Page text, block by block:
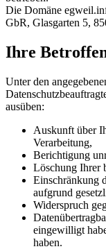
Die Domäne
GbR, Glasgarten 5,
Ihre
Unter den
ausüben:
Auskunft über
Verarbeitung,
Berichtigung
Löschung Ihrer
Einschränkung
aufgrund
Widerspruch
eingewilligt
haben.